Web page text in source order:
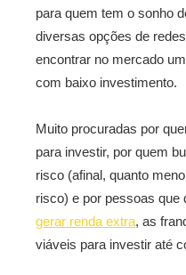
para quem tem o sonho
diversas opções de
encontrar no mercado
com baixo investimento.
Muito procuradas por
para investir, por quem
risco (afinal, quanto
risco) e por pessoas que
gerar renda extra, as
viáveis para investir até